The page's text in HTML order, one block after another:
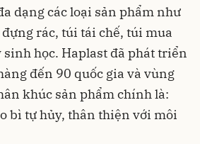
dạng các loại sản phẩm như
rác, túi tái chế, túi mua
học. Haplast đã phát triển
đến 90 quốc gia và vùng
khúc sản phẩm chính là:
bì tự hủy, thân thiện với môi